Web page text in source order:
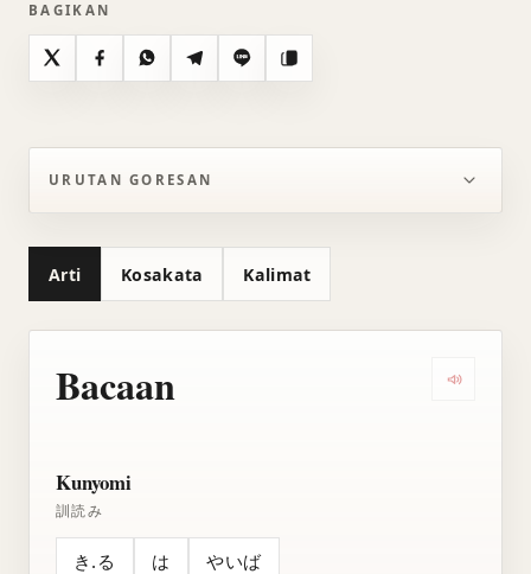
BAGIKAN
X FacebookWhatsAppTelegramLine Salin
URUTAN GORESAN
Arti Kosakata Kalimat
Bacaan
Kunyomi
訓読み
き.る は やいば